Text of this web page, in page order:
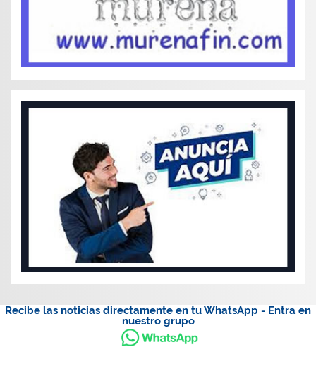
Recibe las noticias directamente en tu WhatsApp - Entra en
nuestro grupo